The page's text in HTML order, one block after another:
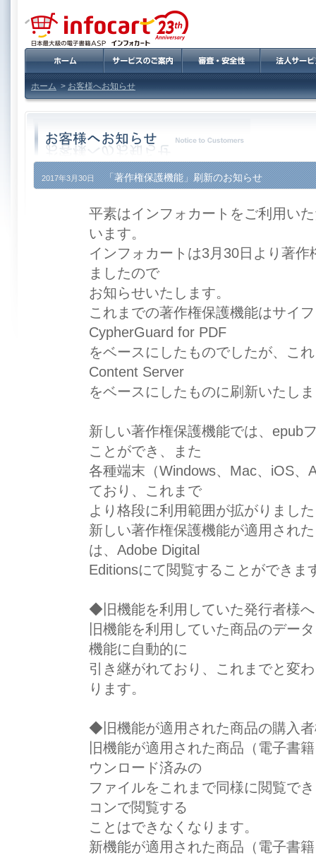
ホーム > お客様へお知らせ
2017年3月30日「著作権保護機能」刷新のお知らせ
平素はインフォカートをご利用い
います。
インフォカートは3月30日より著作
ましたので
お知らせいたします。
これまでの著作権保護機能はサイ
CypherGuard for PDF
をベースにしたものでしたが、こ
Content Server
をベースにしたものに刷新いたし
新しい著作権保護機能では、epub
ことができ、また
各種端末（Windows、Mac、iOS、
ており、これまで
より格段に利用範囲が拡がりまし
新しい著作権保護機能が適用され
は、Adobe Digital
Editionsにて閲覧することができま
◆旧機能を利用していた発行者様へ
旧機能を利用していた商品のデー
機能に自動的に
引き継がれており、これまでと変
ります。
◆旧機能が適用された商品の購入
旧機能が適用された商品（電子書
ウンロード済みの
ファイルをこれまで同様に閲覧で
コンで閲覧する
ことはできなくなります。
新機能が適用された商品（電子書